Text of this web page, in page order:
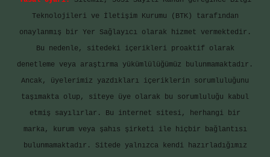
Teknolojileri ve İletişim Kurumu (BTK) tarafından
onaylanmış bir Yer Sağlayıcı olarak hizmet vermektedir.
Bu nedenle, sitedeki içerikleri proaktif olarak
denetleme veya araştırma yükümlülüğümüz bulunmamaktadır.
Ancak, üyelerimiz yazdıkları içeriklerin sorumluluğunu
taşımakta olup, siteye üye olarak bu sorumluluğu kabul
etmiş sayılırlar. Bu internet sitesi, herhangi bir
marka, kurum veya şahıs şirketi ile hiçbir bağlantısı
bulunmamaktadır. Sitede yalnızca kendi hazırladığımız